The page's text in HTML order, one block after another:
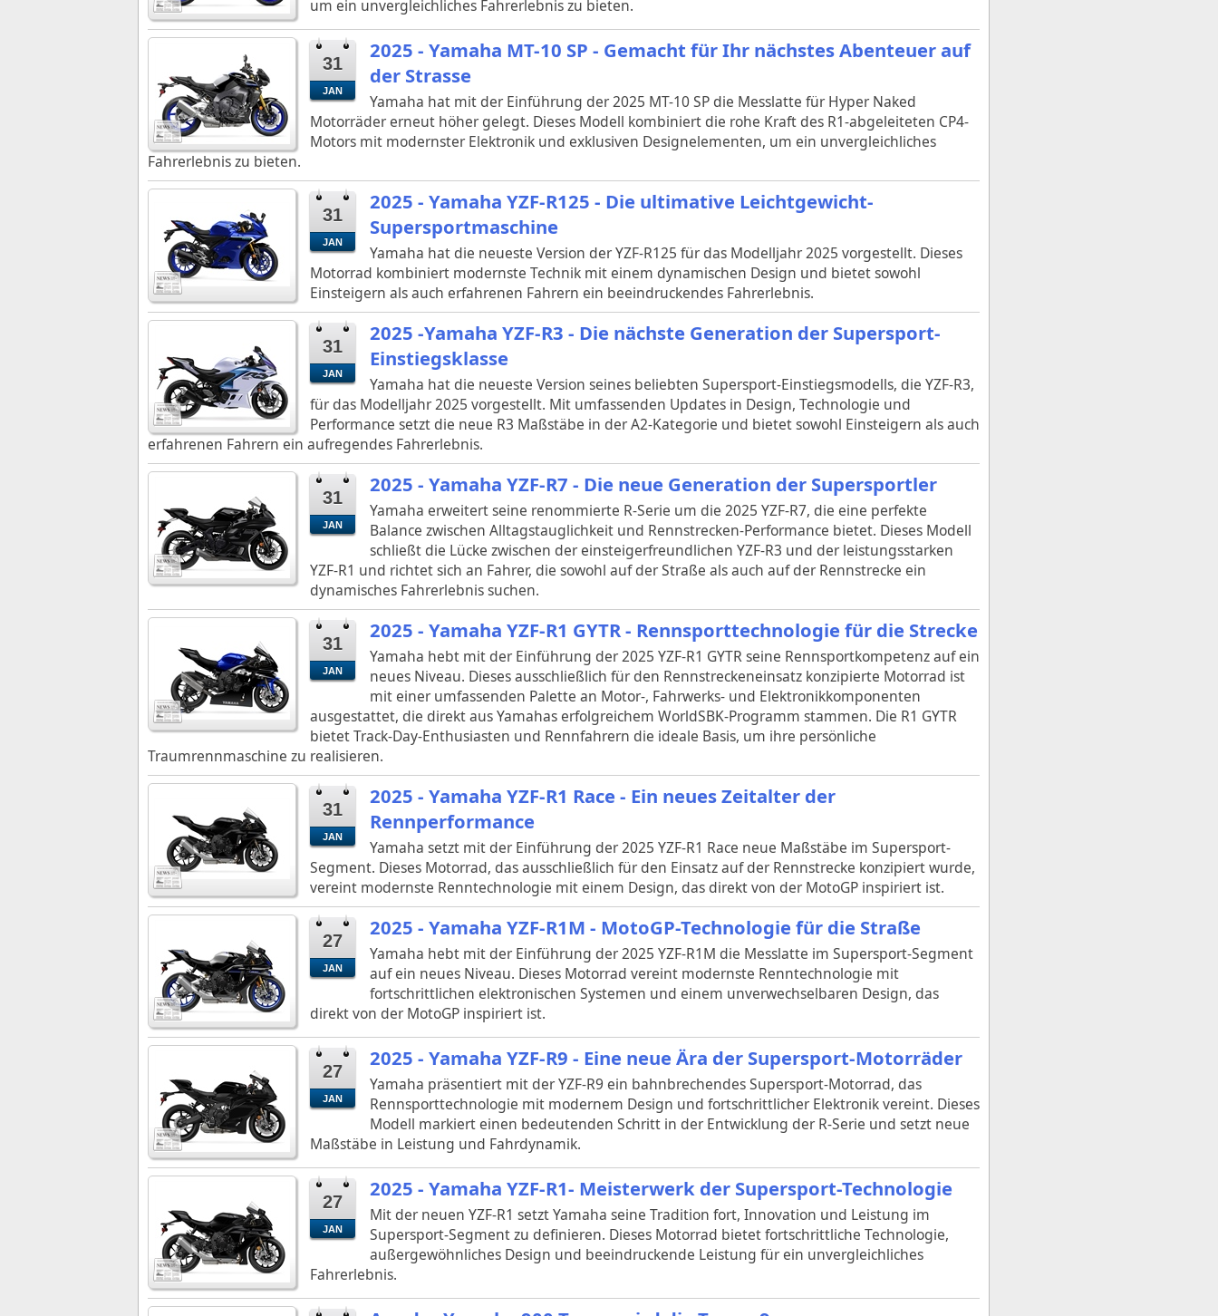
um ein unvergleichliches Fahrerlebnis zu bieten.
31
JAN
2025 - Yamaha MT-10 SP - Gemacht für Ihr nächstes Abenteuer auf
der Strasse
Yamaha hat mit der Einführung der 2025 MT-10 SP die Messlatte für Hyper Naked
Motorräder erneut höher gelegt. Dieses Modell kombiniert die rohe Kraft des R1-abgeleiteten CP4-
Motors mit modernster Elektronik und exklusiven Designelementen, um ein unvergleichliches
Fahrerlebnis zu bieten.
31
JAN
2025 - Yamaha YZF-R125 - Die ultimative Leichtgewicht-
Supersportmaschine
Yamaha hat die neueste Version der YZF-R125 für das Modelljahr 2025 vorgestellt. Dieses
Motorrad kombiniert modernste Technik mit einem dynamischen Design und bietet sowohl
Einsteigern als auch erfahrenen Fahrern ein beeindruckendes Fahrerlebnis.
31
JAN
2025 -Yamaha YZF-R3 - Die nächste Generation der Supersport-
Einstiegsklasse
Yamaha hat die neueste Version seines beliebten Supersport-Einstiegsmodells, die YZF-R3,
für das Modelljahr 2025 vorgestellt. Mit umfassenden Updates in Design, Technologie und
Performance setzt die neue R3 Maßstäbe in der A2-Kategorie und bietet sowohl Einsteigern als auch
erfahrenen Fahrern ein aufregendes Fahrerlebnis.
31
JAN
2025 - Yamaha YZF-R7 - Die neue Generation der Supersportler
Yamaha erweitert seine renommierte R-Serie um die 2025 YZF-R7, die eine perfekte
Balance zwischen Alltagstauglichkeit und Rennstrecken-Performance bietet. Dieses Modell
schließt die Lücke zwischen der einsteigerfreundlichen YZF-R3 und der leistungsstarken
YZF-R1 und richtet sich an Fahrer, die sowohl auf der Straße als auch auf der Rennstrecke ein
dynamisches Fahrerlebnis suchen.
31
JAN
2025 - Yamaha YZF-R1 GYTR - Rennsporttechnologie für die Strecke
Yamaha hebt mit der Einführung der 2025 YZF-R1 GYTR seine Rennsportkompetenz auf ein
neues Niveau. Dieses ausschließlich für den Rennstreckeneinsatz konzipierte Motorrad ist
mit einer umfassenden Palette an Motor-, Fahrwerks- und Elektronikkomponenten
ausgestattet, die direkt aus Yamahas erfolgreichem WorldSBK-Programm stammen. Die R1 GYTR
bietet Track-Day-Enthusiasten und Rennfahrern die ideale Basis, um ihre persönliche
Traumrennmaschine zu realisieren.
31
JAN
2025 - Yamaha YZF-R1 Race - Ein neues Zeitalter der
Rennperformance
Yamaha setzt mit der Einführung der 2025 YZF-R1 Race neue Maßstäbe im Supersport-
Segment. Dieses Motorrad, das ausschließlich für den Einsatz auf der Rennstrecke konzipiert wurde,
vereint modernste Renntechnologie mit einem Design, das direkt von der MotoGP inspiriert ist.
27
JAN
2025 - Yamaha YZF-R1M - MotoGP-Technologie für die Straße
Yamaha hebt mit der Einführung der 2025 YZF-R1M die Messlatte im Supersport-Segment
auf ein neues Niveau. Dieses Motorrad vereint modernste Renntechnologie mit
fortschrittlichen elektronischen Systemen und einem unverwechselbaren Design, das
direkt von der MotoGP inspiriert ist.
27
JAN
2025 - Yamaha YZF-R9 - Eine neue Ära der Supersport-Motorräder
Yamaha präsentiert mit der YZF-R9 ein bahnbrechendes Supersport-Motorrad, das
Rennsporttechnologie mit modernem Design und fortschrittlicher Elektronik vereint. Dieses
Modell markiert einen bedeutenden Schritt in der Entwicklung der R-Serie und setzt neue
Maßstäbe in Leistung und Fahrdynamik.
27
JAN
2025 - Yamaha YZF-R1- Meisterwerk der Supersport-Technologie
Mit der neuen YZF-R1 setzt Yamaha seine Tradition fort, Innovation und Leistung im
Supersport-Segment zu definieren. Dieses Motorrad bietet fortschrittliche Technologie,
außergewöhnliches Design und beeindruckende Leistung für ein unvergleichliches
Fahrerlebnis.